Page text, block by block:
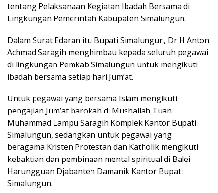
tentang Pelaksanaan Kegiatan Ibadah Bersama di
Lingkungan Pemerintah Kabupaten Simalungun.
Dalam Surat Edaran itu Bupati Simalungun, Dr H Anton
Achmad Saragih menghimbau kepada seluruh pegawai
di lingkungan Pemkab Simalungun untuk mengikuti
ibadah bersama setiap hari Jum’at.
Untuk pegawai yang bersama Islam mengikuti
pengajian Jum’at barokah di Mushallah Tuan
Muhammad Lampu Saragih Komplek Kantor Bupati
Simalungun, sedangkan untuk pegawai yang
beragama Kristen Protestan dan Katholik mengikuti
kebaktian dan pembinaan mental spiritual di Balei
Harungguan Djabanten Damanik Kantor Bupati
Simalungun.